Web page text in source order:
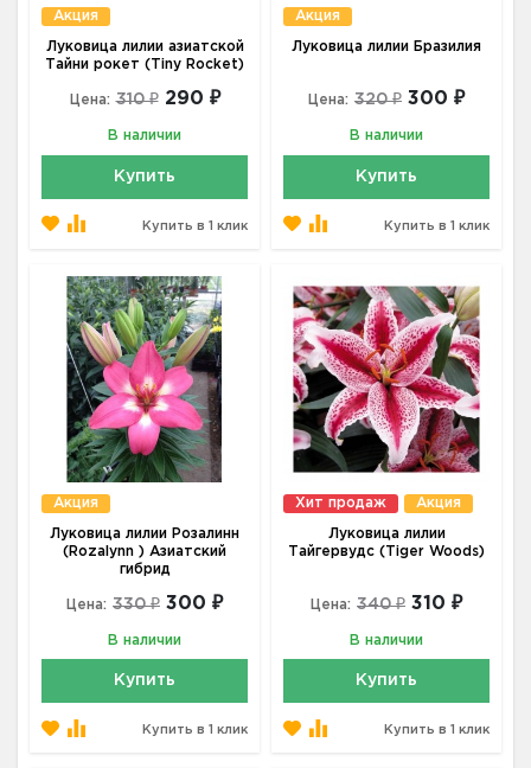
Акция
Луковица лилии азиатской
Тайни рокет (Tiny Rocket)
Цена: 310 ₽ 290 ₽
В наличии
Купить
Купить в 1 клик
Акция
Луковица лилии Бразилия
Цена: 320 ₽ 300 ₽
В наличии
Купить
Купить в 1 клик
Акция
Луковица лилии Розалинн
(Rozalynn ) Азиатский
гибрид
Цена: 330 ₽ 300 ₽
В наличии
Купить
Купить в 1 клик
Хит продаж Акция
Луковица лилии
Тайгервудс (Tiger Woods)
Цена: 340 ₽ 310 ₽
В наличии
Купить
Купить в 1 клик